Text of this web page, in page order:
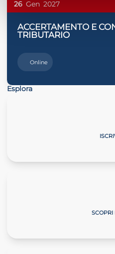
26 Gen 2027
ACCERTAMENTO E
TRIBUTARIO
Online
Esplora
SCOPRI